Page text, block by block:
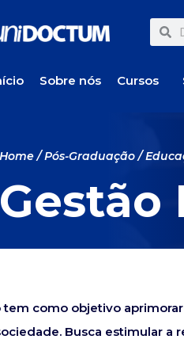
Sobre nós Cursos
Home/Pós-Graduação/
Gestão
tem como objetivo
Busca estimular a